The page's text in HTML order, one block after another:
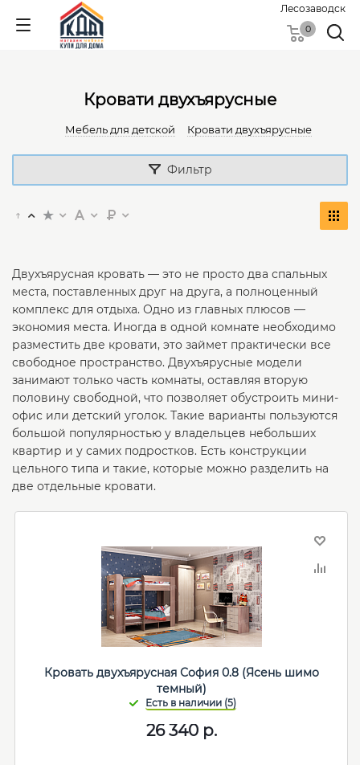
Лесозаводск
0
Кровати двухъярусные
Мебель для детской Кровати двухъярусные
Фильтр
Двухъярусная кровать — это не просто два спальных
места, поставленных друг на друга, а полноценный
комплекс для отдыха. Одно из главных плюсов —
экономия места. Иногда в одной комнате необходимо
разместить две кровати, это займет практически все
свободное пространство. Двухъярусные модели
занимают только часть комнаты, оставляя вторую
половину свободной, что позволяет обустроить мини-
офис или детский уголок. Такие варианты пользуются
большой популярностью у владельцев небольших
квартир и у самих подростков. Есть конструкции
цельного типа и такие, которые можно разделить на
две отдельные кровати.
Кровать двухъярусная София 0.8 (Ясень шимо
темный)
26 340 р.